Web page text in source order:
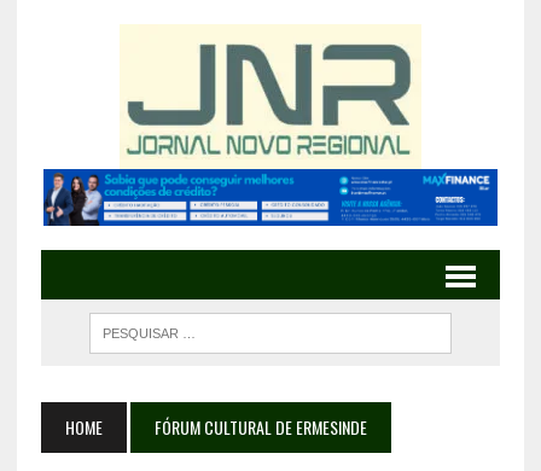
HOME FÓRUM CULTURAL DE ERMESINDE